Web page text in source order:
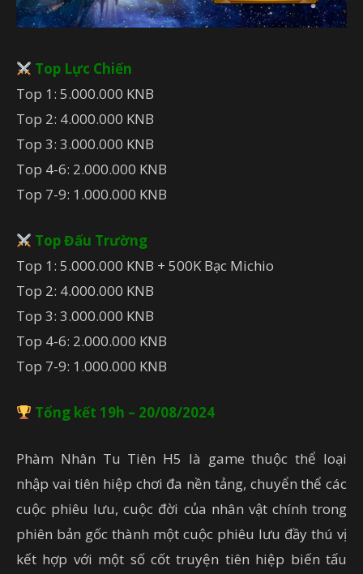
Top Lực Chiến
Top 1: 5.000.000 KNB
Top 2: 4.000.000 KNB
Top 3: 3.000.000 KNB
Top 4-6: 2.000.000 KNB
Top 7-9: 1.000.000 KNB
Top Đấu Trường
Top 1: 5.000.000 KNB + 500K Bạc Michio
Top 2: 4.000.000 KNB
Top 3: 3.000.000 KNB
Top 4-6: 2.000.000 KNB
Top 7-9: 1.000.000 KNB
Tổng kết 19h – 20/08/2024
Phàm Nhân Tu Tiên H5 là game thuộc thể loại
nhập vai tiên hiệp chơi đa nền tảng, chuyển thể các
cuộc phiêu lưu, cuộc đời của nhân vật chính trong
phiên bản gốc thành một cuộc phiêu lưu đầy thú vị
kết hợp với một số cốt truyện tiên hiệp biến tấu